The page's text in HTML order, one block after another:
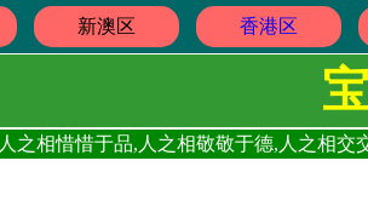
新澳区 香港区
人之相惜惜于品,人之相敬敬于德,人之相